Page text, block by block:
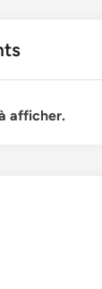
afficher.